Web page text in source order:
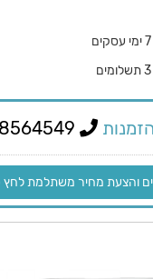
והצעת מחיר משתלמת לחץ